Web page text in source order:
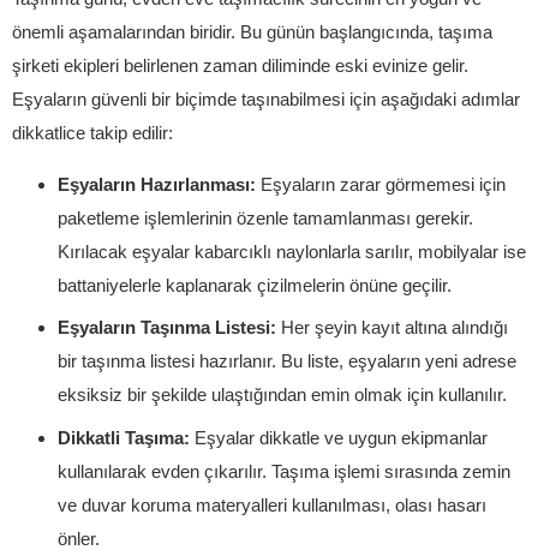
önemli aşamalarından biridir. Bu günün başlangıcında, taşıma
şirketi ekipleri belirlenen zaman diliminde eski evinize gelir.
Eşyaların güvenli bir biçimde taşınabilmesi için aşağıdaki adımlar
dikkatlice takip edilir:
Eşyaların Hazırlanması: Eşyaların zarar görmemesi için
paketleme işlemlerinin özenle tamamlanması gerekir.
Kırılacak eşyalar kabarcıklı naylonlarla sarılır, mobilyalar ise
battaniyelerle kaplanarak çizilmelerin önüne geçilir.
Eşyaların Taşınma Listesi: Her şeyin kayıt altına alındığı
bir taşınma listesi hazırlanır. Bu liste, eşyaların yeni adrese
eksiksiz bir şekilde ulaştığından emin olmak için kullanılır.
Dikkatli Taşıma: Eşyalar dikkatle ve uygun ekipmanlar
kullanılarak evden çıkarılır. Taşıma işlemi sırasında zemin
ve duvar koruma materyalleri kullanılması, olası hasarı
önler.